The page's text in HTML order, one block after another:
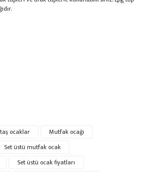
ilk yorumu siz yapın!
Yorum Yaz
henüz soru sorulmamış.
Soru Sor
ürün açıklamalarında ve diğer konularda
öneri formunu kullanarak tarafımıza
ederiz.
ocaklar
Mutfak ocağı
Set üstü mutfak ocak
Set üstü ocak fiyatları